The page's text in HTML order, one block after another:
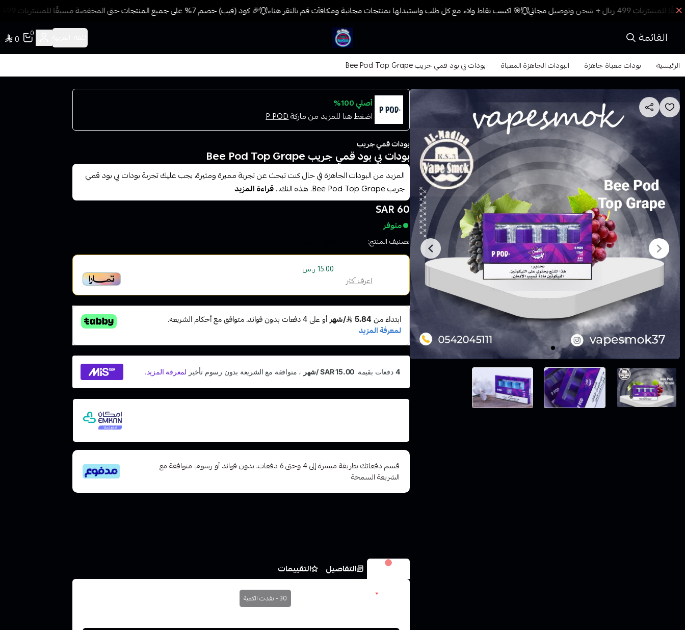
🎯 اكسب نقاط ولاء مع كل طلب واستبدلها بمنتجات مجانية ومكافآت قم بالنقر هناء 🎉 كود (فيب) خصم 7% على جميع المنتجات حتى المخفضة مسبقًا للمشتريات 499 ريال + شحن وتوصيل مجاني
القائمة فيب المدينة
0
0
الرئيسية بودات معباة جاهزة البودات الجاهزة المعباة بودات بي بود قمي جريب Bee Pod Top Grape
أصلي 100%
اضغط هنا للمزيد من ماركةP POD
بودات قمي جريب
بودات بي بود قمي جريب Bee Pod Top Grape
المزيد من البودات الجاهزة في حال كنت تبحث عن تجربة مميزة ومثيرة، يجب عليك تجربة بودات بي بود قمي
جريب Bee Pod Top Grape. هذه النك...
قراءة المزيد
60 SAR
متوفر
تصنيف المنتج:
15.00 ر.س على
الإسلاميةاعرف أكثر
قسم دفعاتك بطريقة ميسرة إلى 4 وحتى 6 دفعات، بدون فوائد أو رسوم. متوافقة مع
الشريعة السمحة
الخيارات التفاصيل التقييمات
* 30 - نفدت الكمية